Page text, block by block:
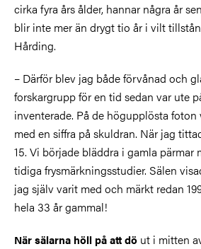
cirka fyra års ålder, hannar några år
blir inte mer än drygt tio år i vilt
Hårding.
– Därför blev jag både förvånad och
forskargrupp för en tid sedan var ute
inventerade. På de högupplösta foton
med en siffra på skuldran. När jag
15. Vi började bläddra i gamla pärmar
tidiga frysmärkningsstudier. Sälen
jag själv varit med och märkt redan
hela 33 år gammal!
När sälarna höll på att dö ut i mitten